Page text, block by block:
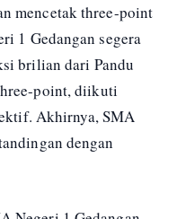
mencetak three-point
1 Gedangan segera
brilian dari Pandu
point, diikuti
Akhirnya, SMA
dengan